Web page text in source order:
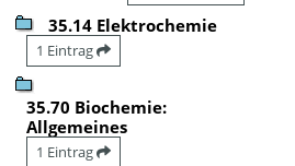
35.14 Elektrochemie
1 Eintrag
35.70 Biochemie:
Allgemeines
1 Eintrag